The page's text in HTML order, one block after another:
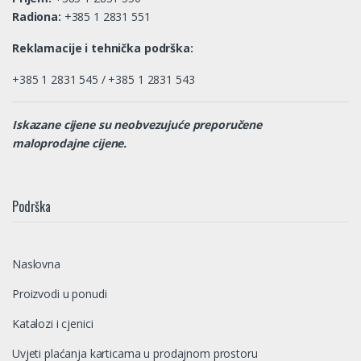
Radiona: +385 1 2831 551
Reklamacije i tehnička podrška:
+385 1 2831 545 / +385 1 2831 543
Iskazane cijene su neobvezujuće preporučene
maloprodajne cijene.
Podrška
Naslovna
Proizvodi u ponudi
Katalozi i cjenici
Uvjeti plaćanja karticama u prodajnom prostoru